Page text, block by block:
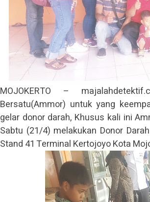
MOJOKERTO –
Bersatu(Ammor) untuk yang
gelar donor darah, Khusus kali ini
Sabtu (21/4) melakukan Donor
Stand 41 Terminal Kertojoyo Kota